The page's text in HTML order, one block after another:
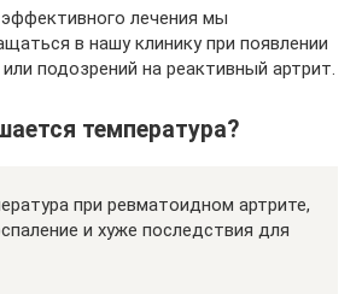
лечения мы
в нашу клинику при появлении
подозрений на реактивный артрит.
температура?
при ревматоидном артрите,
и хуже последствия для